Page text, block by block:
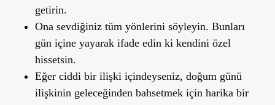
getirin.
Ona sevdiğiniz tüm yönlerini söyleyin. Bunları
gün içine yayarak ifade edin ki kendini özel
hissetsin.
Eğer ciddi bir ilişki içindeyseniz, doğum günü
ilişkinin geleceğinden bahsetmek için harika bir